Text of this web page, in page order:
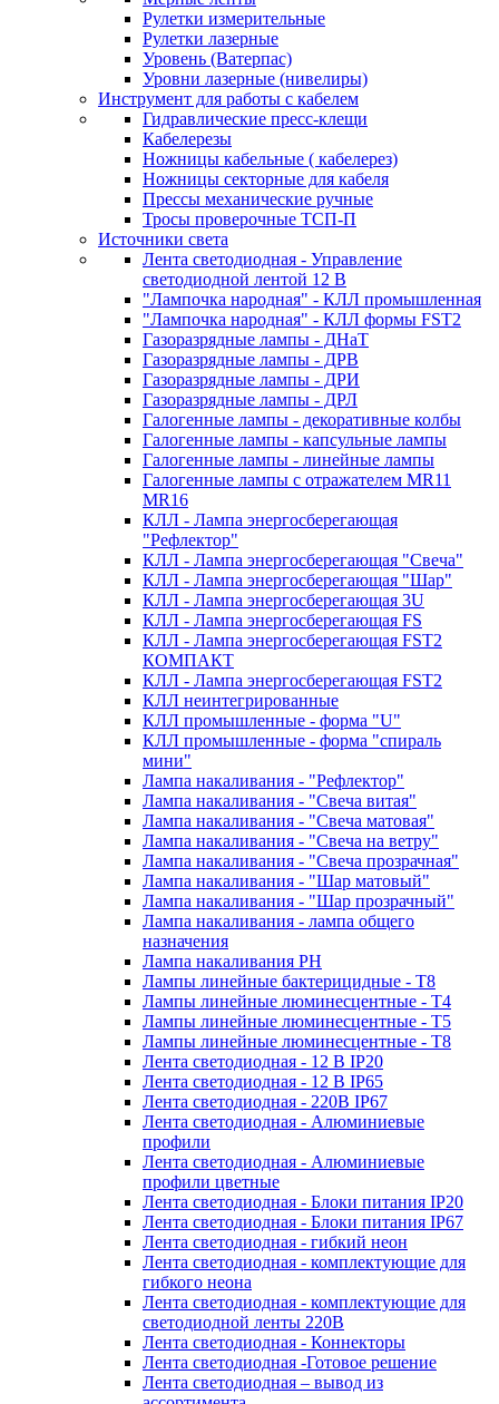
Рулетки измерительные
Рулетки лазерные
Уровень (Ватерпас)
Уровни лазерные (нивелиры)
Инструмент для работы с кабелем
Гидравлические пресс-клещи
Кабелерезы
Ножницы кабельные ( кабелерез)
Ножницы секторные для кабеля
Прессы механические ручные
Тросы проверочные ТСП-П
Источники света
Лента светодиодная - Управление
светодиодной лентой 12 В
"Лампочка народная" - КЛЛ промышленная
"Лампочка народная" - КЛЛ формы FST2
Газоразрядные лампы - ДНаТ
Газоразрядные лампы - ДРВ
Газоразрядные лампы - ДРИ
Газоразрядные лампы - ДРЛ
Галогенные лампы - декоративные колбы
Галогенные лампы - капсульные лампы
Галогенные лампы - линейные лампы
Галогенные лампы с отражателем MR11
MR16
КЛЛ - Лампа энергосберегающая
"Рефлектор"
КЛЛ - Лампа энергосберегающая "Свеча"
КЛЛ - Лампа энергосберегающая "Шар"
КЛЛ - Лампа энергосберегающая 3U
КЛЛ - Лампа энергосберегающая FS
КЛЛ - Лампа энергосберегающая FST2
КОМПАКТ
КЛЛ - Лампа энергосберегающая FSТ2
КЛЛ неинтегрированные
КЛЛ промышленные - форма "U"
КЛЛ промышленные - форма "спираль
мини"
Лампа накаливания - "Рефлектор"
Лампа накаливания - "Свеча витая"
Лампа накаливания - "Свеча матовая"
Лампа накаливания - "Свеча на ветру"
Лампа накаливания - "Свеча прозрачная"
Лампа накаливания - "Шар матовый"
Лампа накаливания - "Шар прозрачный"
Лампа накаливания - лампа общего
назначения
Лампа накаливания РН
Лампы линейные бактерицидные - Т8
Лампы линейные люминесцентные - Т4
Лампы линейные люминесцентные - Т5
Лампы линейные люминесцентные - Т8
Лента светодиодная - 12 В IP20
Лента светодиодная - 12 В IP65
Лента светодиодная - 220В IP67
Лента светодиодная - Алюминиевые
профили
Лента светодиодная - Алюминиевые
профили цветные
Лента светодиодная - Блоки питания IP20
Лента светодиодная - Блоки питания IP67
Лента светодиодная - гибкий неон
Лента светодиодная - комплектующие для
гибкого неона
Лента светодиодная - комплектующие для
светодиодной ленты 220В
Лента светодиодная - Коннекторы
Лента светодиодная -Готовое решение
Лента светодиодная – вывод из